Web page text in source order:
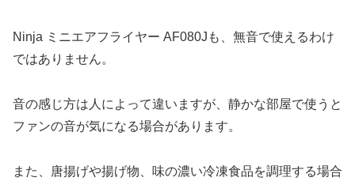
Ninja ミニエアフライヤー AF080Jも、無音で使えるわけ
ではありません。
音の感じ方は人によって違いますが、静かな部屋で使うと
ファンの音が気になる場合があります。
また、唐揚げや揚げ物、味の濃い冷凍食品を調理する場合